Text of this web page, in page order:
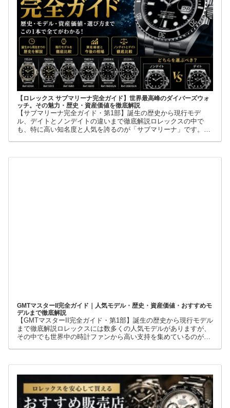
【ロレックス サブマリーナ完全ガイド】世界最高峰のダイバーズウォ
ッチ。その魅力・歴史・資産価値を徹底解説
【サブマリーナ完全ガイド・第1部】誕生の歴史から現行モデ
ル、デイトとノンデイトの違いまで徹底解説ロレックスの中で
も、特に高い知名度と人気を誇るのが「サブマリーナ」です。高
GMTマスターII完全ガイド｜人気モデル・歴史・資産価値・おすすめモ
デルまで徹底解説
【GMTマスターII完全ガイド・第1部】誕生の歴史から現行モデル
まで徹底解説ロレックスには数多くの人気モデルがありますが、
その中でも世界中の時計ファンから高い支持を集めているのが